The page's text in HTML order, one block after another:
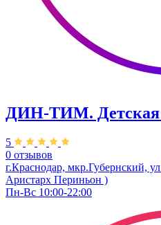
ДИН-ТИМ. Детская
5
0 отзывов
г.Краснодар, мкр.Губернский,
Аристарх Периньон )
Пн-Вс 10:00-22:00